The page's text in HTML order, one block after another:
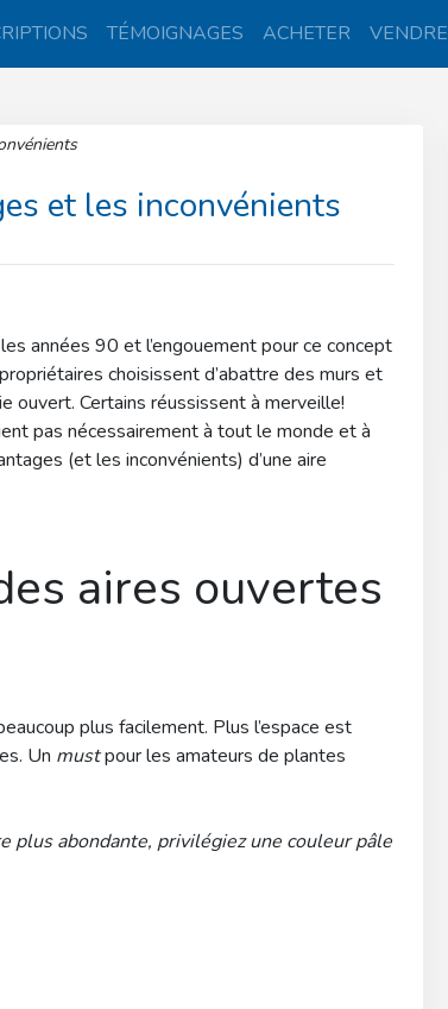
TÉMOIGNAGES ACHETER VENDRE
et les inconvénients
années 90 et l’engouement pour ce concept
choisissent d’abattre des murs et
ouvert. Certains réussissent à merveille!
pas nécessairement à tout le monde et à
(et les inconvénients) d’une aire
aires ouvertes
plus facilement. Plus l’espace est
Un mustpour les amateurs de plantes
plus abondante, privilégiez une couleur pâle